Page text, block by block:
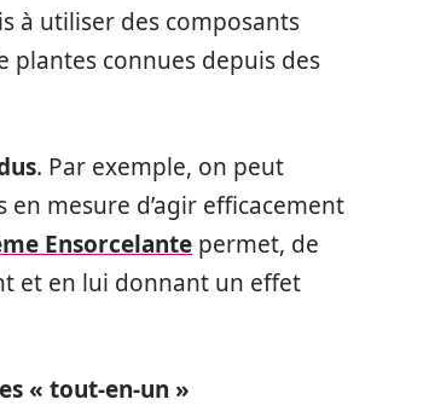
à utiliser des composants
connues depuis des
. Par exemple, on peut
mesure d’agir efficacement
Ensorcelante permet, de
et en lui donnant un effet
« tout-en-un »